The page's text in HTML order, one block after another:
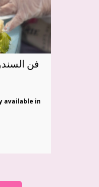
available in